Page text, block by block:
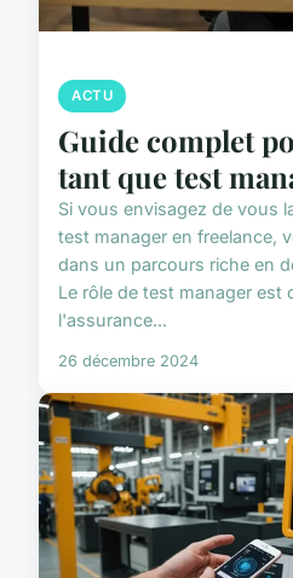
ACTU
Guide complet
tant que test
Si vous envisagez de vous
test manager en freelance,
dans un parcours riche en
Le rôle de test manager est
l'assurance...
26 décembre 2024